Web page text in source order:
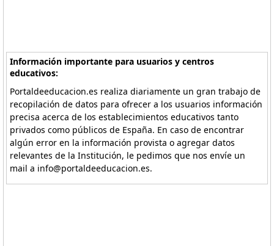
Información importante para usuarios y centros
educativos:
Portaldeeducacion.es realiza diariamente un gran trabajo de
recopilación de datos para ofrecer a los usuarios información
precisa acerca de los establecimientos educativos tanto
privados como públicos de España. En caso de encontrar
algún error en la información provista o agregar datos
relevantes de la Institución, le pedimos que nos envíe un
mail a info@portaldeeducacion.es.